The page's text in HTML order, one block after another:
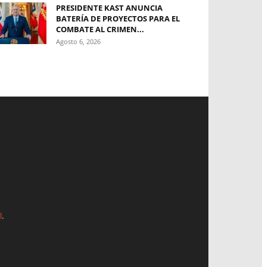
PRESIDENTE KAST ANUNCIA
BATERÍA DE PROYECTOS PARA EL
COMBATE AL CRIMEN...
Agosto 6, 2026
.